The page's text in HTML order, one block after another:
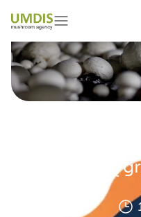
Zapraszamy
poświęconą